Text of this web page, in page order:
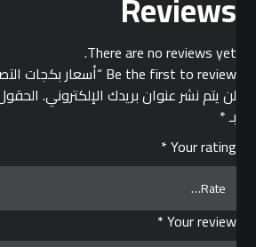
There are no reviews yet.
Be the first to review “أسعار بكجات التصوير”
لن يتم نشر عنوان بريدك الإلكتروني.
بـ*
Your rating
*
Your review
*